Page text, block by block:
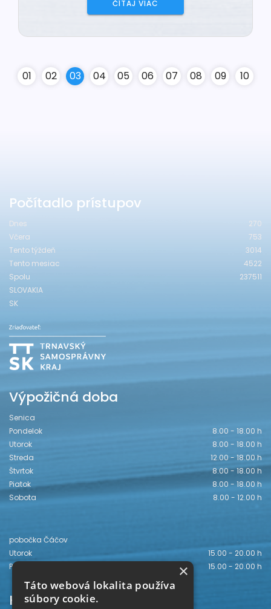
ČÍTAJ VIAC
01 02 03 04 05 06 07 08 09 10
Počítadlo prístupov
Dnes
270
Včera
753
Tento týždeň
3014
Tento mesiac
4522
Spolu
237511
SLOVAKIA
SK
Výpožičná doba
Senica
Pondelok
8.00 - 18.00 h
Utorok
8.00 - 18.00 h
Streda
12.00 - 18.00 h
Štvrtok
8.00 - 18.00 h
Piatok
8.00 - 18.00 h
Sobota
8.00 - 12.00 h
pobočka Čáčov
Utorok
15.00 - 20.00 h
Piatok
15.00 - 20.00 h
Kontakt
×
Táto webová lokalita používa
súbory cookie.